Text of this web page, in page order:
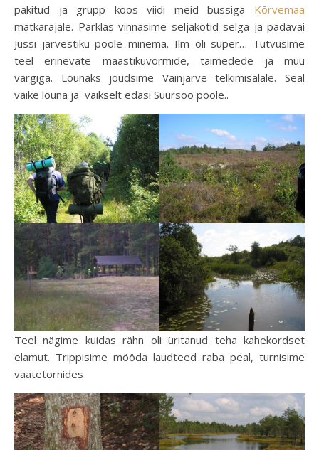
pakitud ja grupp koos viidi meid bussiga Kõrvemaa
matkarajale. Parklas vinnasime seljakotid selga ja padavai
Jussi järvestiku poole minema. Ilm oli super… Tutvusime
teel erinevate maastikuvormide, taimedede ja muu
värgiga. Lõunaks jõudsime Väinjärve telkimisalale. Seal
väike lõuna ja vaikselt edasi Suursoo poole..
Teel nägime kuidas rähn oli üritanud teha kahekordset
elamut. Trippisime mööda laudteed raba peal, turnisime
vaatetornides